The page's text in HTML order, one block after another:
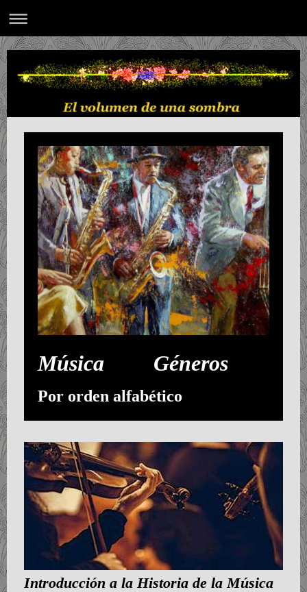
Música Géneros
Por orden alfabético
Introducción a la Historia de la Música